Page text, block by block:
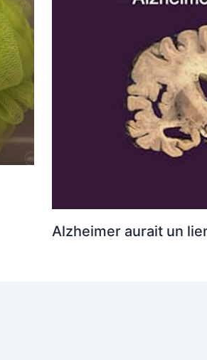
Alzheimer aurait un